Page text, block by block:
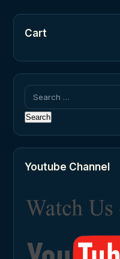
Cart
Search
for:
Youtube Channel